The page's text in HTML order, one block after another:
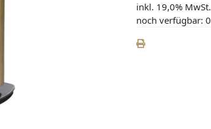
inkl. 19,0% MwSt.
noch verfügbar: 0